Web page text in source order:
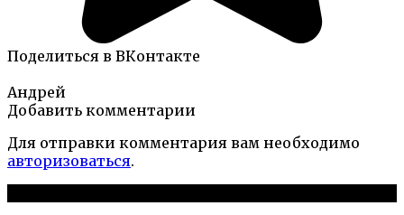
Поделиться в ВКонтакте
Андрей
Добавить комментарии
Для отправки комментария вам необходимо
авторизоваться.